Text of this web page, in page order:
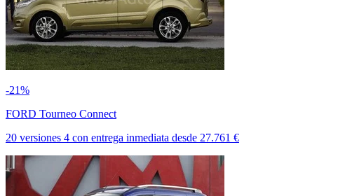
-21%
FORD Tourneo Connect
20 versiones 4 con entrega inmediata desde 27.761 €